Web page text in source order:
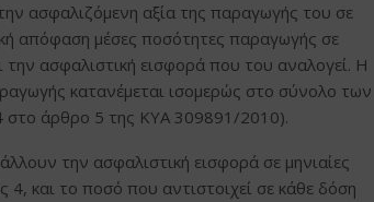
ασφαλιζόμενη αξία της παραγωγής του σε
απόφαση μέσες ποσότητες παραγωγής σε
ασφαλιστική εισφορά που του αναλογεί. Η
κατανέμεται ισομερώς στο σύνολο των
στο άρθρο 5 της ΚΥΑ 309891/2010).
την ασφαλιστική εισφορά σε μηνιαίες
και το ποσό που αντιστοιχεί σε κάθε δόση